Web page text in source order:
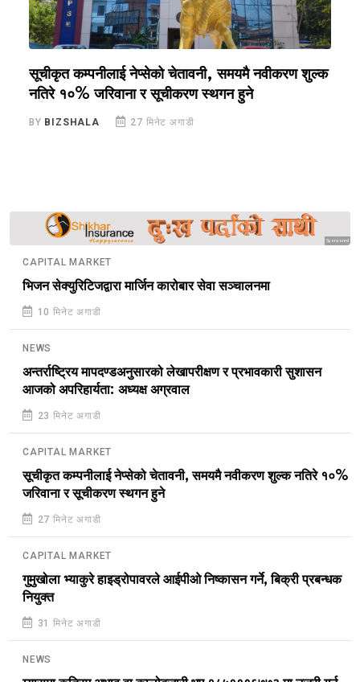
सूचीकृत कम्पनीलाई नेप्सेको चेतावनी, समयमै नवीकरण शुल्क
नतिरे १०% जरिवाना र सूचीकरण स्थगन हुने
BY BIZSHALA 27 मिनेट अगाडी
Sponsored
CAPITAL MARKET
भिजन सेक्युरिटिजद्वारा मार्जिन कारोबार सेवा सञ्चालनमा
10 मिनेट अगाडी
NEWS
अन्तर्राष्ट्रिय मापदण्डअनुसारको लेखापरीक्षण र प्रभावकारी सुशासन
आजको अपरिहार्यता: अध्यक्ष अग्रवाल
23 मिनेट अगाडी
CAPITAL MARKET
सूचीकृत कम्पनीलाई नेप्सेको चेतावनी, समयमै नवीकरण शुल्क नतिरे १०%
जरिवाना र सूचीकरण स्थगन हुने
27 मिनेट अगाडी
CAPITAL MARKET
गुमुखोला भ्याकुरे हाइड्रोपावरले आईपीओ निष्कासन गर्ने, बिक्री प्रबन्धक
नियुक्त
31 मिनेट अगाडी
NEWS